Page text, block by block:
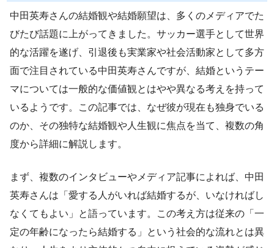
中田英寿さんの結婚観や結婚願望は、多くのメディアでた
びたび話題に上がってきました。サッカー選手として世界
的な活躍を遂げ、引退後も実業家や社会活動家として多方
面で注目されている中田英寿さんですが、結婚というテー
マについては一般的な価値観とはやや異なる考えを持って
いるようです。この記事では、なぜ彼が現在も独身でいる
のか、その独特な結婚観や人生観に焦点を当て、複数の角
度から詳細に解説します。
まず、複数のインタビューやメディア記事によれば、中田
英寿さんは「愛する人がいれば結婚するが、いなければし
なくてもよい」と語っています。この考え方は従来の「一
定の年齢になったら結婚する」という社会的な流れとは異